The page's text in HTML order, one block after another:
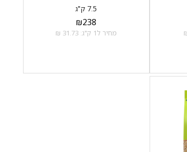
7.5 ק"ג
₪238
מחיר ל1 ק"ג: 31.73 ₪